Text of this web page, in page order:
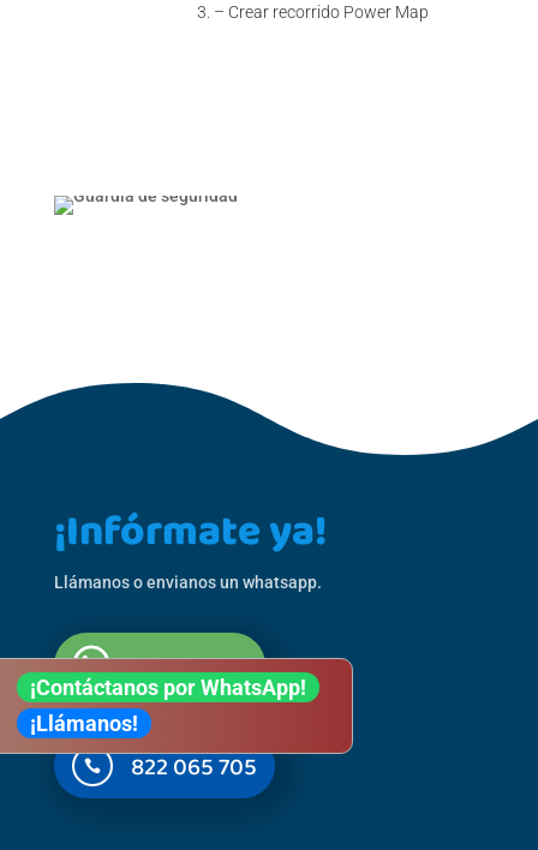
– Crear recorrido Power Map
¡Infórmate ya!
Llámanos o envianos un whatsapp.
601 279 794
 822 065 705
¡Contáctanos por WhatsApp!
¡Llámanos!